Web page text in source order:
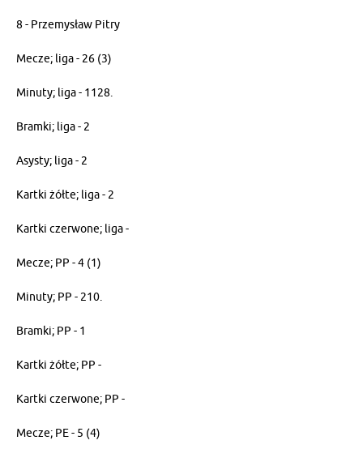
8 - Przemysław Pitry
Mecze; liga - 26 (3)
Minuty; liga - 1128.
Bramki; liga - 2
Asysty; liga - 2
Kartki żółte; liga - 2
Kartki czerwone; liga -
Mecze; PP - 4 (1)
Minuty; PP - 210.
Bramki; PP - 1
Kartki żółte; PP -
Kartki czerwone; PP -
Mecze; PE - 5 (4)